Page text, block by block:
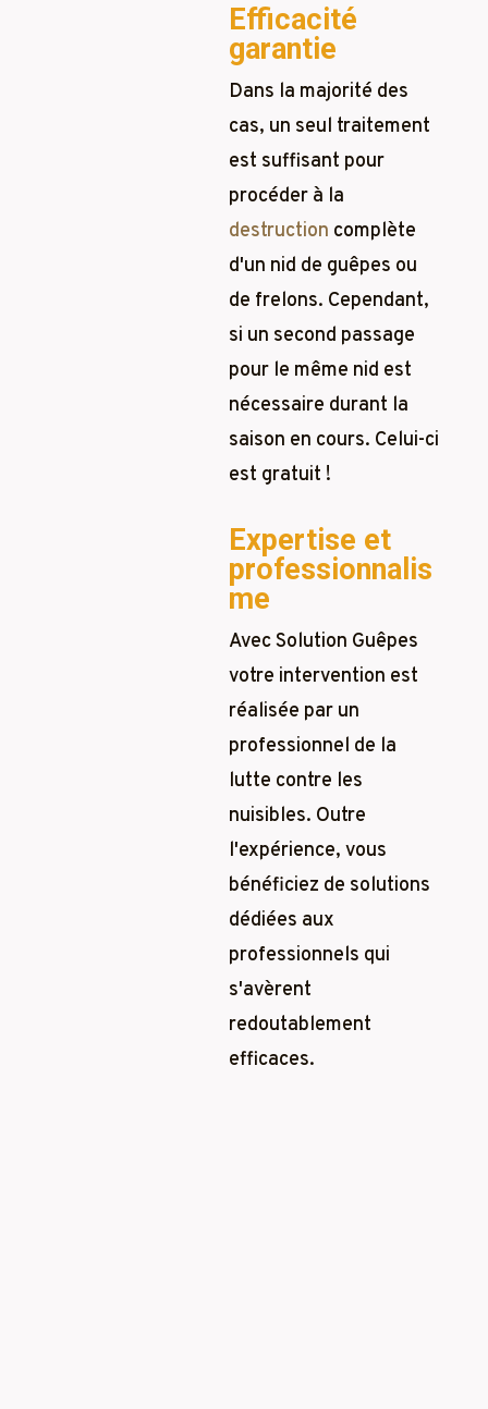
Efficacité
garantie
Dans la majorité des
cas, un seul traitement
est suffisant pour
procéder à la
destruction complète
d'un nid de guêpes ou
de frelons. Cependant,
si un second passage
pour le même nid est
nécessaire durant la
saison en cours. Celui-ci
est gratuit !
Expertise et
professionnalis
me
Avec Solution Guêpes
votre intervention est
réalisée par un
professionnel de la
lutte contre les
nuisibles. Outre
l'expérience, vous
bénéficiez de solutions
dédiées aux
professionnels qui
s'avèrent
redoutablement
efficaces.